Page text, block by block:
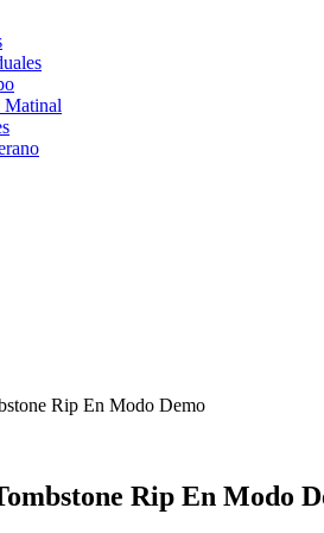
Matinal
Rip En Modo Demo
Rip En Modo